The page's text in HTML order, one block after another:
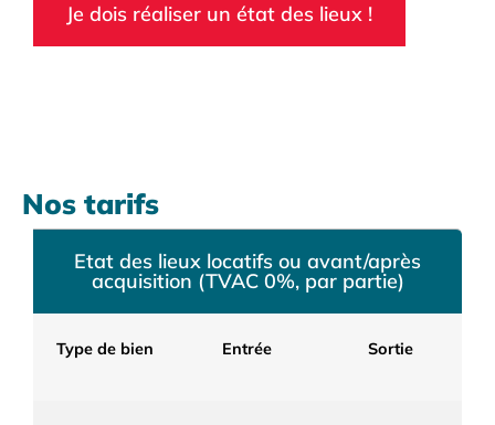
Je dois réaliser un état des lieux !
Nos tarifs
Etat des lieux locatifs ou avant/après
acquisition (TVAC 0%, par partie)
Type de bien Entrée Sortie